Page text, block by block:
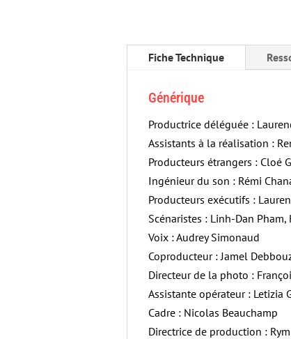
Fiche Technique
Générique
Productrice déléguée :
Assistants à la réalisation :
Producteurs étrangers : Cloé
Ingénieur du son : Rémi
Producteurs exécutifs :
Scénaristes : Linh-Dan Pham,
Voix : Audrey Simonaud
Coproducteur : Jamel
Directeur de la photo :
Assistante opérateur : Letizia
Cadre : Nicolas Beauchamp
Directrice de production :